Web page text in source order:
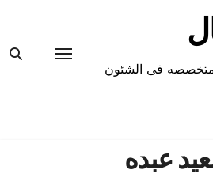
متخصصه فى الشئون
عبده